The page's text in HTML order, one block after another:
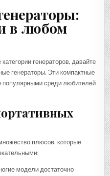
в любом
генераторов, давайте
генераторы. Эти компактные
популярными среди любителей
плюсов, которые
модели достаточно